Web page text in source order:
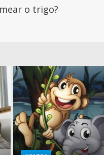
o trigo?